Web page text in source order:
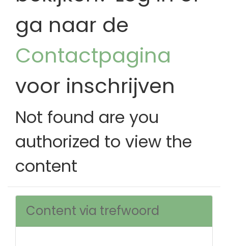
ga naar de
Contactpagina
voor inschrijven
Not found are you
authorized to view the
content
Content via trefwoord